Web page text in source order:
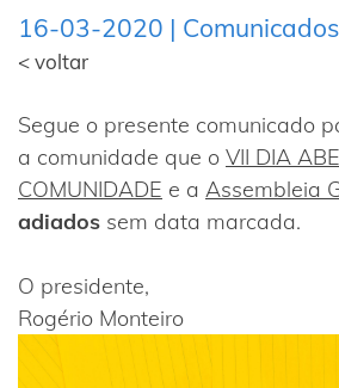
16-03-2020 | Comunicados
< voltar
Segue o presente comunicado
a comunidade que o VII DIA
COMUNIDADE e a Assembleia
adiados sem data marcada.
O presidente,
Rogério Monteiro